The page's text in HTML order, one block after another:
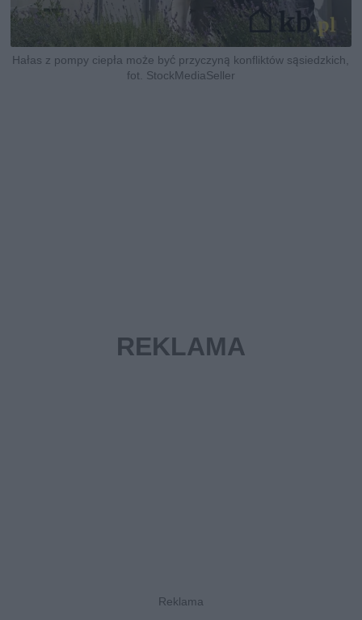
Hałas z pompy ciepła może być przyczyną konfliktów sąsiedzkich,
fot. StockMediaSeller